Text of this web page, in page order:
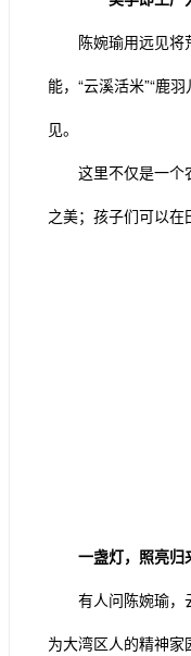
陈婉瑜用远见
能，“云溪活米”“鹿
见。
这里不仅是一个
之美；孩子们可以在
一盏灯，照亮归
有人问陈婉瑜
为大湾区人的精神